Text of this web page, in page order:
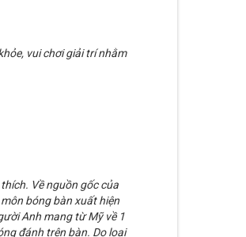
vui chơi giải trí nhằm
Về nguồn gốc của
bóng bàn xuất hiện
Anh mang từ Mỹ về 1
đánh trên bàn. Do loại